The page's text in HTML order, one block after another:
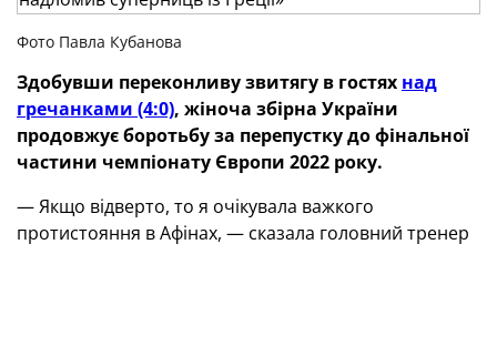
Фото Павла Кубанова
Здобувши переконливу звитягу в гостях над
гречанками (4:0), жіноча збірна України
продовжує боротьбу за перепустку до фінальної
частини чемпіонату Європи 2022 року.
— Якщо відверто, то я очікувала важкого
протистояння в Афінах, — сказала головний тренер